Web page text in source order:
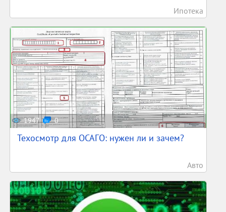
Ипотека
1947 0
Техосмотр для ОСАГО: нужен ли и зачем?
Авто